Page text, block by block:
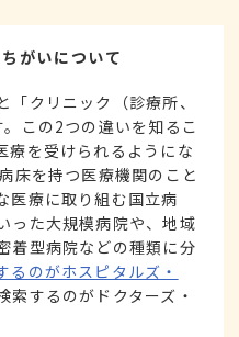
がいについて
クリニック（診療所、
この2つの違いを知るこ
療を受けられるようにな
床を持つ医療機関のこと
医療に取り組む国立病
った大規模病院や、地域
着型病院などの種類に分
るのがホスピタルズ・
索するのがドクターズ・